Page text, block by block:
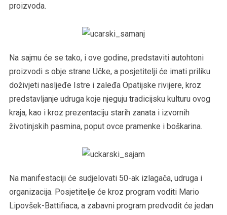
proizvoda.
Na sajmu će se tako, i ove godine, predstaviti autohtoni
proizvodi s obje strane Učke, a posjetitelji će imati priliku
doživjeti nasljeđe Istre i zaleđa Opatijske rivijere, kroz
predstavljanje udruga koje njeguju tradicijsku kulturu ovog
kraja, kao i kroz prezentaciju starih zanata i izvornih
životinjskih pasmina, poput ovce pramenke i boškarina.
Na manifestaciji će sudjelovati 50-ak izlagača, udruga i
organizacija. Posjetitelje će kroz program voditi Mario
Lipovšek-Battifiaca, a zabavni program predvodit će jedan